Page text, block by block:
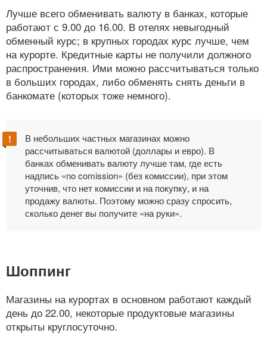
Лучше всего обменивать валюту в банках, которые
работают с 9.00 до 16.00. В отелях невыгодный
обменный курс; в крупных городах курс лучше, чем
на курорте. Кредитные карты не получили должного
распространения. Ими можно рассчитываться только
в больших городах, либо обменять снять деньги в
банкомате (которых тоже немного).
В небольших частных магазинах можно
рассчитываться валютой (доллары и евро). В
банках обменивать валюту лучше там, где есть
надпись «no comission» (без комиссии), при этом
уточнив, что нет комиссии и на покупку, и на
продажу валюты. Поэтому можно сразу спросить,
сколько денег вы получите «на руки».
Шоппинг
Магазины на курортах в основном работают каждый
день до 22.00, некоторые продуктовые магазины
открыты круглосуточно.